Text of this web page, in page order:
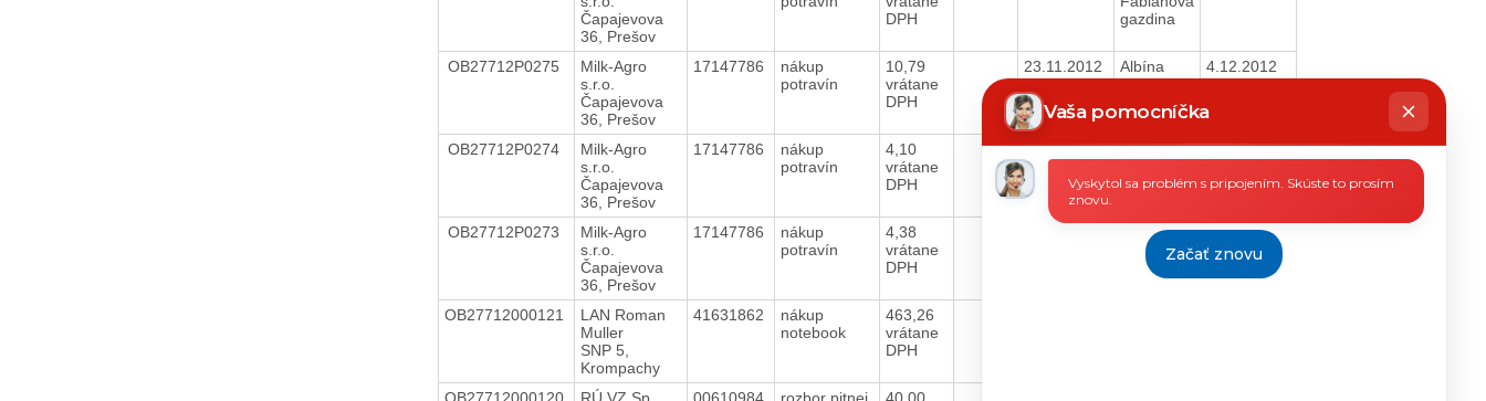
Čapajevova
36, Prešov
DPH
gazdina
OB27712P0275
Milk-Agro
s.r.o.
Čapajevova
36, Prešov
17147786
nákup
potravín
10,79
vrátane
DPH
23.11.2012
Albína
Fabiánová
gazdina
4.12.2012
OB27712P0274
Milk-Agro
s.r.o.
Čapajevova
36, Prešov
17147786
nákup
potravín
4,10
vrátane
DPH
21.11.2012
Albína
gazdina
4.12.2012
OB27712P0273
Milk-Agro
s.r.o.
Čapajevova
36, Prešov
17147786
nákup
potravín
4,38
vrátane
DPH
Albína
Fabiánová
gazdina
4.12.2012
OB27712000121
LAN Roman
Muller
SNP 5,
Krompachy
41631862
nákup
notebook
463,26
vrátane
DPH
Vaša pomocníčka
Chatbot
píše
Vyskytol sa problém s pripojením. Skúste to prosím
znovu.
Začať znovu